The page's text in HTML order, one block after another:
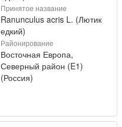
Принятое название
Ranunculus acris L. (Лютик
едкий)
Районирование
Восточная Европа,
Северный район (E1)
(Россия)